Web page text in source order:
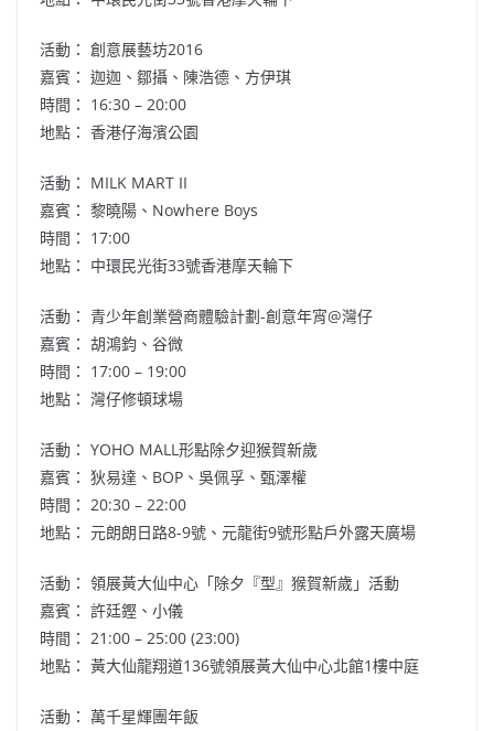
活動： 創意展藝坊2016
嘉賓： 迦迦、鄒攝、陳浩德、方伊琪
時間： 16:30 – 20:00
地點： 香港仔海濱公園
活動： MILK MART II
嘉賓： 黎曉陽、Nowhere Boys
時間： 17:00
地點： 中環民光街33號香港摩天輪下
活動： 青少年創業營商體驗計劃-創意年宵@灣仔
嘉賓： 胡鴻鈞 、谷微
時間： 17:00 – 19:00
地點： 灣仔修頓球場
活動： YOHO MALL形點除夕迎猴賀新歲
嘉賓： 狄易達、BOP、吳佩孚、甄澤權
時間： 20:30 – 22:00
地點： 元朗朗日路8-9號、元龍街9號形點戶外露天廣場
活動： 領展黃大仙中心「除夕『型』猴賀新歲」活動
嘉賓： 許廷鏗 、小儀
時間： 21:00 – 25:00 (23:00)
地點： 黃大仙龍翔道136號領展黃大仙中心北館1樓中庭
活動： 萬千星輝團年飯